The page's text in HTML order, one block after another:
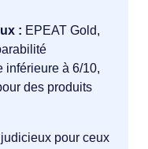
: EPEAT Gold,
inférieure à 6/10,
des produits
pour ceux